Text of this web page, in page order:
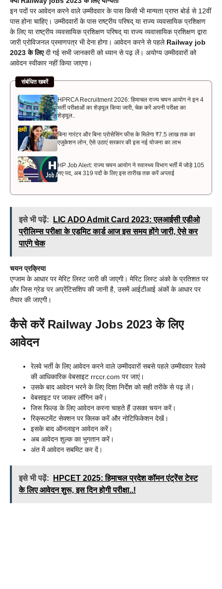
इन पदों पर आवेदन करने वाले उम्मीदवार के पास किसी भी मान्यता प्राप्त बोर्ड से 12वीं
पास होना चाहिए। उम्मीदवारों के पास राष्ट्रीय परिषद् या राज्य व्यवसायिक प्रशिक्षण
के लिए या राष्ट्रीय व्यवसायिक प्रशिक्षण परिषद् या राज्य व्यवासायिक प्रशिक्षण द्वारा
जारी प्रोविजनल प्रमाणपत्र भी देना होगा। आवेदन करने से पहले Railway job
2023 के लिएदी गई सभी जानकारी को ध्यान से पढ़ लें। अयोग्य उम्मीदवारों को
आवेदन स्वीकार नहीं किया जाएगा।
संबंधित खबरें
HPRCA Recruitment 2026: हिमाचल राज्य चयन आयोग ने इन 4
भर्ती परीक्षाओं का शेड्यूल किया जारी, चेक करें अपनी परीक्षा का
शेड्यूल..
बिना गारंटर और बिना प्रोसेसिंग फीस के मिलेगा ₹7.5 लाख तक का
एजुकेशन लोन, ऐसे उठाएं सरकार की इस नई योजना का लाभ
HP Job Alert: राज्य चयन आयोग ने स्वास्थ्य विभाग भर्ती में जोड़े 105
नए पद, अब 319 पदों के लिए इस तारीख तक करें अप्लाई
इसे भी पढ़ें:
LIC ADO Admit Card 2023: एलआईसी एडीओ
प्रीलिम्स परीक्षा के एडमिट कार्ड आज इस समय होंगे जारी, ऐसे कर
पाएंगे चेक
चयन प्रक्रिया
एग्जाम के आधार पर मेरिट लिस्ट जारी की जाएगी। मेरिट लिस्ट अंको के प्रतिशत पर
और जिस ग्रेड पर अप्रेंटिसशिप की जानी है, उसमें आईटीआई अंकों के आधार पर
तैयार की जाएगी।
कैसे करें Railway Jobs 2023 के लिए
आवेदन
रेलवे भर्ती के लिए आवेदन करने वाले उम्मीदवारों सबसे पहले उम्मीदवार रेलवे
की आधिकारिक वेबसाइट rrccr.com पर जाएं।
उसके बाद आवेदन भरने के लिए दिशा निर्देश को सही तरीके से पढ़ लें।
वेबसाइट पर जाकर लॉगिन करें।
जिस फिल्ड के लिए आवेदन करना चाहते हैं उसका चयन करें।
रिक्रूटमेंट सेक्शन पर क्लिक करें और नोटिफिकेशन देखें।
इसके बाद ऑनलाइन आवेदन करें।
अब आवेदन शुल्क का भुगतान करें।
अंत में आवेदन सबमिट कर दें।
इसे भी पढ़ें:
HPCET 2025: हिमाचल प्रदेश कॉमन एंट्रेंस टेस्ट
के लिए आवेदन शुरू, इस दिन होगी परीक्षा..!